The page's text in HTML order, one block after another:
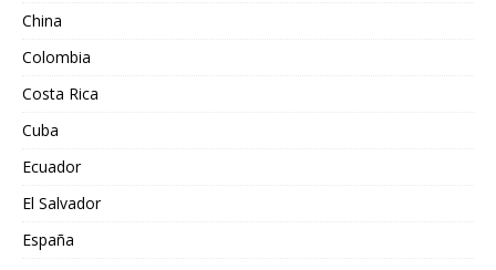
China
Colombia
Costa Rica
Cuba
Ecuador
El Salvador
España